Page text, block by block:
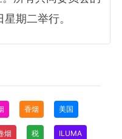
期二举行。
香烟 美国
烟 税 ILUMA